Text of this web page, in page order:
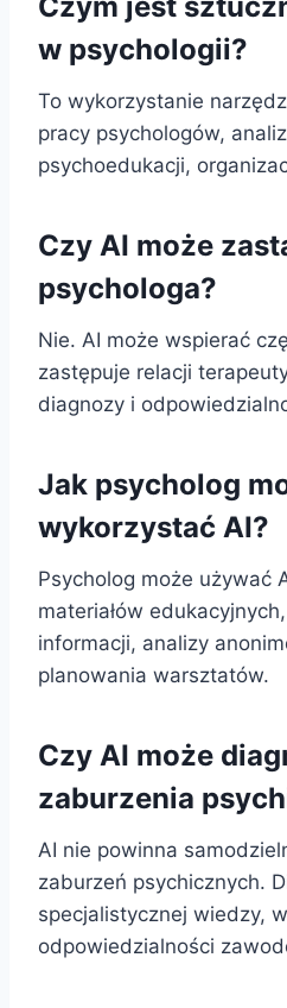
w psychologii?
To wykorzystanie
pracy psychologów,
psychoedukacji,
Czy AI może
psychologa?
Nie. AI może wspierać
zastępuje relacji
diagnozy i
Jak psycholog
wykorzystać AI?
Psycholog może używać
materiałów
informacji, analizy
planowania warsztatów.
Czy AI może
zaburzenia
AI nie powinna
zaburzeń psychicznych.
specjalistycznej wiedzy,
odpowiedzialności